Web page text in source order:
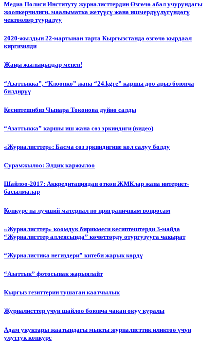
Медиа Полиси Институту журналисттердин Өзгөчө абал учурундагы
жоопкерчилиги, маалыматка жетүүсү жана ишмердүүлүгүндөгү
чектөөлөр тууралуу
2020-жылдын 22-мартынан тарта Кыргызстанда өзгөчө кырдаал
киргизилди
Жаңы жылыңыздар менен!
“Азаттыкка”, “Клоопко” жана “24.kgге” каршы доо арыз боюнча
билдирүү
Кесиптешибиз Чынара Токонова дүйнө салды
“Азаттыкка” каршы иш жана сөз эркиндиги (видео)
«Журналисттер»: Басма сөз эркиндигине кол салуу болду
Сурамжылоо: Элдик каржылоо
Шайлоо-2017: Аккредитациядан өткөн ЖМКлар жана интернет-
басылмалар
Конкурс на лучший материал по приграничным вопросам
«Журналисттер» коомдук бирикмеси кесиптештерди 3-майда
“Журналисттер аллеясында” көчөттөрдү отургузууга чакырат
“Журналистика негиздери” китеби жарык көрдү
“Азаттык” фотосынак жарыялайт
Кыргыз гезиттерин тушаган каатчылык
Журналисттер үчүн шайлоо боюнча чакан окуу куралы
Адам укуктары жаатындагы мыкты журналисттик иликтөө үчүн
улуттук конкурс